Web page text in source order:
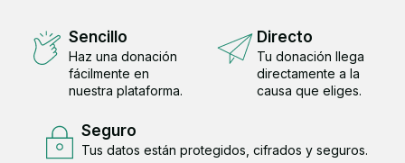
Sencillo
Haz una donación
fácilmente en
nuestra plataforma.
Directo
Tu donación llega
directamente a la
causa que eliges.
Seguro
Tus datos están protegidos, cifrados y seguros.